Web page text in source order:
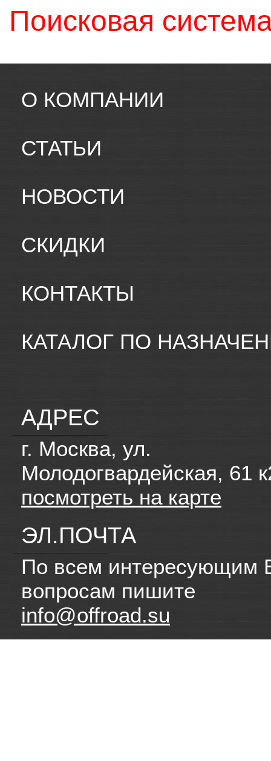
Поисковая
О КОМПАНИИ
СТАТЬИ
НОВОСТИ
СКИДКИ
КОНТАКТЫ
КАТАЛОГ ПО
АДРЕС
г. Москва, ул.
Молодогвардейская, 61
посмотреть на карте
ЭЛ.ПОЧТА
По всем интересующим
вопросам пишите
info@offroad.su